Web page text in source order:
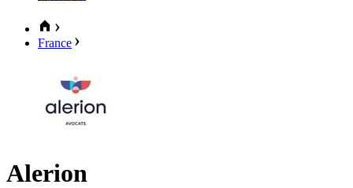
France
Alerion